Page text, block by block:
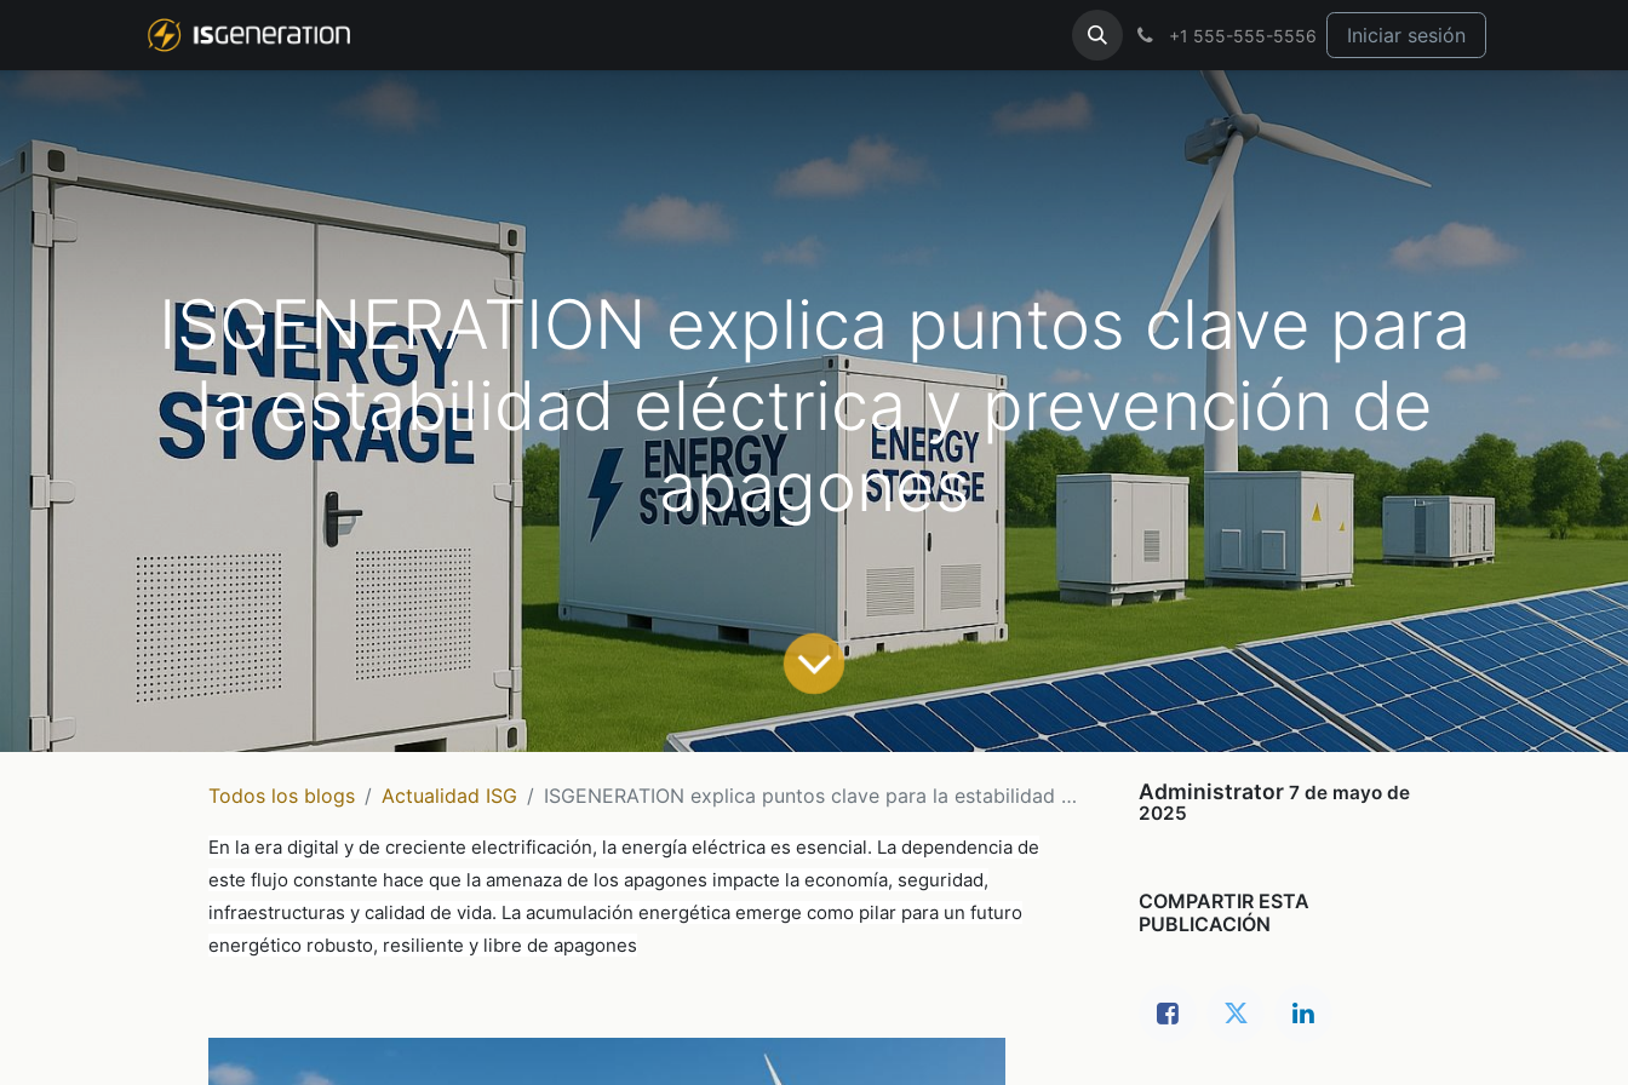
+1 555-555-5556 Iniciar sesión
ISGENERATION explica puntos clave para
la estabilidad eléctrica y prevención de
apagones
Todos los blogs Actualidad ISG ISGENERATION explica puntos clave para la estabilidad eléctrica y prevención de apagones
En la era digital y de creciente electrificación, la energía eléctrica es esencial. La dependencia de
este flujo constante hace que la amenaza de los apagones impacte la economía, seguridad,
infraestructuras y calidad de vida. La acumulación energética emerge como pilar para un futuro
energético robusto, resiliente y libre de apagones
Administrator 7 de mayo de
2025
COMPARTIR ESTA
PUBLICACIÓN